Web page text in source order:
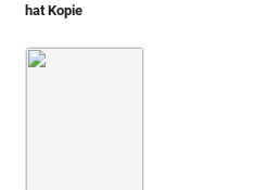
hat Kopie